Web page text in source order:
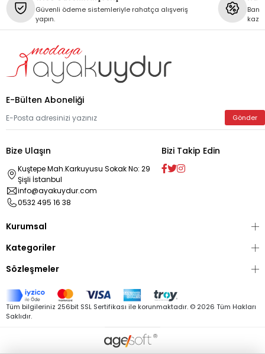
Güvenli ödeme sistemleriyle rahatça alışveriş
yapın.
E-Bülten Aboneliği
Gönder
Bize Ulaşın
Kuştepe Mah.Karkuyusu Sokak No: 29
Şişli İstanbul
info@ayakuydur.com
0532 495 16 38
Bizi Takip Edin
Kurumsal
Kategoriler
Sözleşmeler
Tüm bilgileriniz 256bit SSL Sertifikası ile korunmaktadır. © 2026 Tüm Hakları
Saklıdır.